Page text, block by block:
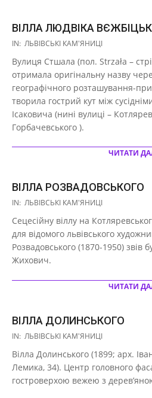
ВІЛЛА ЛЮДВІКА
2021-
29
IN: ЛЬВІВСЬКІ КАМ'ЯНИЦІ
Вулиця Стшала (пол. Strzała –
отримала оригінальну назву
географічного розташування-
творила гострий кут між
Ісаковича (нині вулиці –
Горбачевського ).
ЧИТАТИ
ВІЛЛА РОЗВАДОВСЬКОГО
2021-
29
IN: ЛЬВІВСЬКІ КАМ'ЯНИЦІ
Сецесійну віллу на
для відомого львівського
Розвадовського (1870-1950) звів
Жихович.
ЧИТАТИ
ВІЛЛА ДОЛИНСЬКОГО
2021-
29
IN: ЛЬВІВСЬКІ КАМ'ЯНИЦІ
Вілла Долинського (1899; арх.
Лемика, 34). Центр головного
гостроверхою вежею з